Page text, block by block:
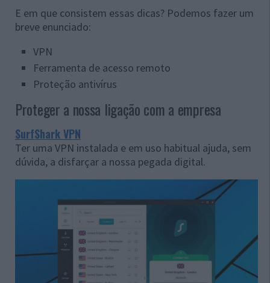
E em que consistem essas dicas? Podemos fazer um
breve enunciado:
VPN
Ferramenta de acesso remoto
Proteção antivírus
Proteger a nossa ligação com a empresa
SurfShark VPN
Ter uma VPN instalada e em uso habitual ajuda, sem
dúvida, a disfarçar a nossa pegada digital.